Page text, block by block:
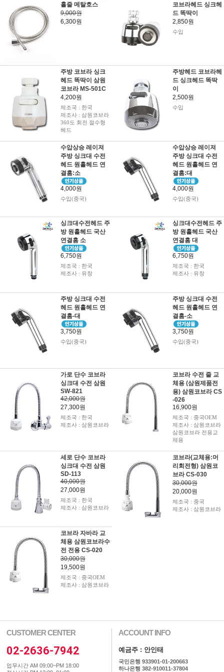
홀줄 메탈호스
9,000원
6,300원
코브라헤드 싱크헤
드 똑딱이
2,850원
수입
주방 코브라 싱크
헤드 똑딱이 삼원
코브라 MS-501C
4,200원
제조국 : 한국
제조사 : 삼원코브라
360도 회전 절수형
헤드
주방헤드 코브라헤
드 싱크헤드 똑딱
이
2,500원
수입
수압상승 레이져
주방 싱크대 수전
헤드 원홀헤드 연
결홈:소
4,000원
수입(중국)
수압상승 레이져
주방 싱크대 수전
헤드 원홀헤드 연
결홈:대
4,000원
수입(중국)
싱크대수전헤드 주
방 원홀헤드 국산
연결홈 소
6,750원
제조국 : 한국
제조사 : 유창
싱크대수전헤드 주
방 원홀헤드 국산
연결홈 대
6,750원
제조국 : 한국
제조사 : 유창
주방 싱크대 수전
헤드 원홀헤드 연
결홈-대
3,750원
수입(중국)
주방 싱크대 수전
헤드 원홀헤드 연
결홈-소
3,750원
수입(중국)
가로 단수 코브라
싱크대 수전 삼원
SW-821
42,000원
27,300원
제조국 : 한국
제조사 : 삼원코브라
코브라 수전 줄 교
체용 (삼원제품전
용) 삼원코브라 CS
-026
16,900원
제조국 : 중국OEM
제조사 : 삼원코브라
삼원코브라 전용교
체용
세로 단수 코브라
싱크대 수전 삼원
SD-113
40,000원
27,000원
제조국 : 한국
제조사 : 삼원코브라
코브라(교체용:머
리회전형) 삼원코
브라 CS-030
30,000원
20,000원
제조국 : 중국
제조사 : 삼원코브라
코브라 자바라 교
체용 삼원코브라수
전 전용 CS-020
30,000원
19,500원
제조국 : 중국OEM
제조사 : 삼원코브라
CUSTOMER CENTER
02-2636-7942
업무시간 AM 09:00~PM 18:00
ACCOUNT INFO
예금주 : 안인태
국민은행 933901-01-200663
하나은행 382-910011-37804